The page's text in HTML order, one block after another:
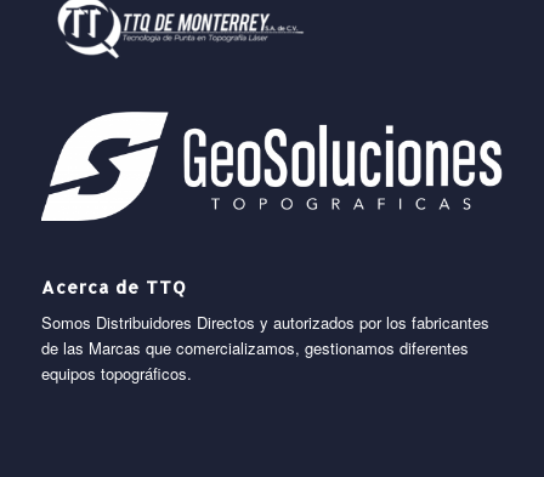
Acerca de TTQ
Somos Distribuidores Directos y autorizados por los fabricantes
de las Marcas que comercializamos, gestionamos diferentes
equipos topográficos.